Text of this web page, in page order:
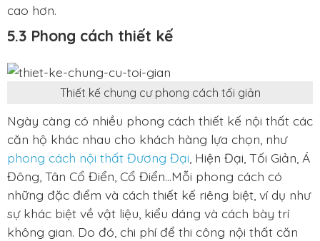
cao hơn.
5.3 Phong cách thiết kế
Thiết kế chung cư phong cách tối giản
Ngày càng có nhiều phong cách thiết kế nội thất các
căn hộ khác nhau cho khách hàng lựa chọn, như
phong cách nội thất Đương Đại , Hiện Đại, Tối Giản, Á
Đông, Tân Cổ Điển, Cổ Điển…Mỗi phong cách có
những đặc điểm và cách thiết kế riêng biệt, ví dụ như
sự khác biệt về vật liệu, kiểu dáng và cách bày trí
không gian. Do đó, chi phí để thi công nội thất căn